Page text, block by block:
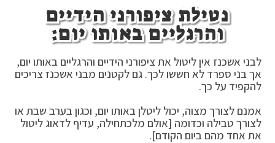
נטילת ציפורני הידיים
והרגליים באותו יום:
לבני אשכנז אין ליטול את ציפורני הידיים והרגליים באותו יום,
אך בני ספרד לא חששו לכך. גם לקטנים מבני אשכנז צריכים
להקפיד על כך.
אמנם לצורך מצוה, יכול ליטלן באותו יום, וכגון בערב שבת או
לצורך טבילה וכדומה [אולם מלכתחילה, עדיף לדאוג ליטול
את אחד מהם ביום הקודם].